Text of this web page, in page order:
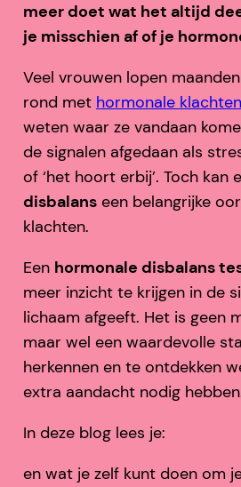
meer doet wat het altijd
je misschien af of je
Veel vrouwen lopen
rond met hormonale klachten
weten waar ze vandaan
de signalen afgedaan als
of ‘het hoort erbij’. Toch kan
disbalanseen belangrijke
klachten.
Een hormonale disbalans
meer inzicht te krijgen in de
lichaam afgeeft. Het is geen
maar wel een waardevolle
herkennen en te ontdekken
extra aandacht nodig
In deze blog lees je:
en wat je zelf kunt doen om